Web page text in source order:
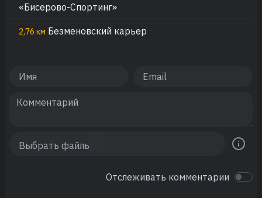
«Бисерово-Спортинг»
2,76 км Безменовский карьер
Отслеживать комментарии